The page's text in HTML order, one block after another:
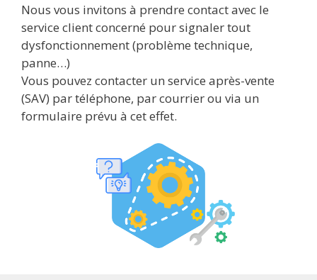
Nous vous invitons à prendre contact avec le
service client concerné pour signaler tout
dysfonctionnement (problème technique,
panne…)
Vous pouvez contacter un service après-vente
(SAV) par téléphone, par courrier ou via un
formulaire prévu à cet effet.